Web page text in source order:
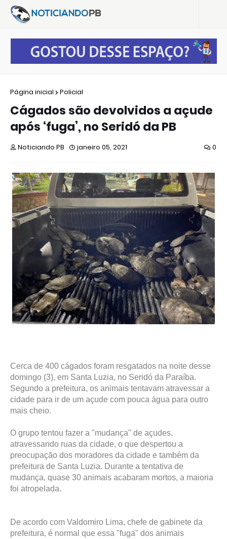
Página inicial Policial
Cágados são devolvidos a açude
após ‘fuga’, no Seridó da PB
Noticiando PB janeiro 05, 2021 0
Cerca de 400 cágados foram resgatados na noite desse
domingo (3), em Santa Luzia, no Seridó da Paraíba.
Segundo a prefeitura, os animais tentavam atravessar a
cidade para ir de um açude com pouca água para outro
mais cheio.
O grupo tentou fazer a "mudança" de açudes,
atravessando ruas da cidade, o que despertou a
preocupação dos moradores da cidade e também da
prefeitura de Santa Luzia. Durante a tentativa de
mudança, quase 30 animais acabaram mortos, a maioria
foi atropelada.
De acordo com Valdomiro Lima, chefe de gabinete da
prefeitura, é normal que essa "fuga" dos animais